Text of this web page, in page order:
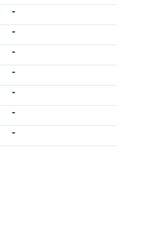
-
-
-
-
-
-
-